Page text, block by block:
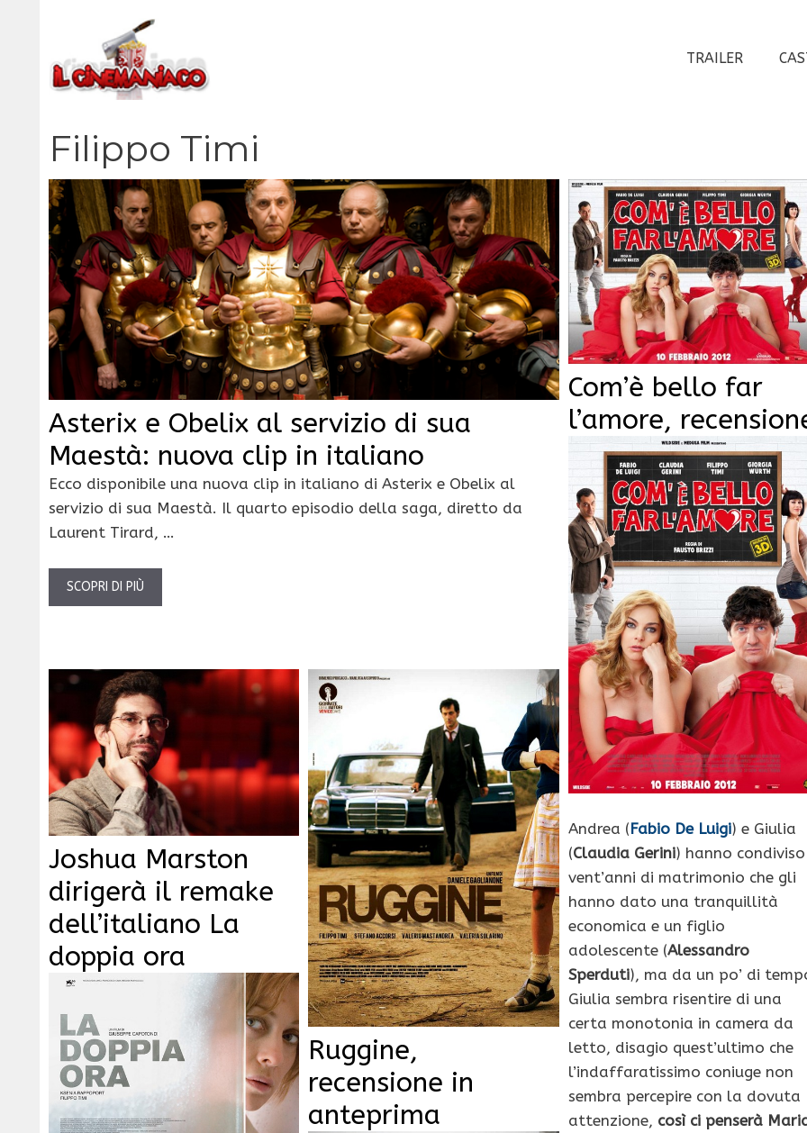
contenuto
TRAILER
Filippo Timi
Asterix e Obelix al servizio di sua
Maestà: nuova clip in italiano
Ecco disponibile una nuova clip in italiano di Asterix e Obelix al
servizio di sua Maestà. Il quarto episodio della saga, diretto da
Laurent Tirard, …
SCOPRI DI PIÙ
Com’è bello far
l’amore,
Andrea (Fabio De Luigi) e Giulia
(Claudia Gerini) hanno condiviso
vent’anni di matrimonio che gli
hanno dato una tranquillità
economica e un figlio
adolescente (Alessandro
Sperduti), ma da un po’ di
Giulia sembra risentire di una
certa monotonia in camera da
letto, disagio quest’ultimo che
l’indaffaratissimo coniuge non
sembra percepire con la dovuta
attenzione, così ci penserà
Joshua Marston
dirigerà il remake
dell’italiano La
doppia ora
Ruggine,
recensione in
anteprima